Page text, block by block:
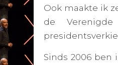
Ook maakte ik
de
Sinds 2006 ben